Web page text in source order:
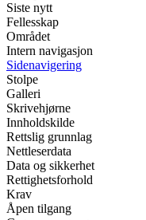
Siste nytt
Fellesskap
Området
Intern navigasjon
Sidenavigering
Stolpe
Galleri
Skrivehjørne
Innholdskilde
Rettslig grunnlag
Nettleserdata
Data og sikkerhet
Rettighetsforhold
Krav
Åpen tilgang